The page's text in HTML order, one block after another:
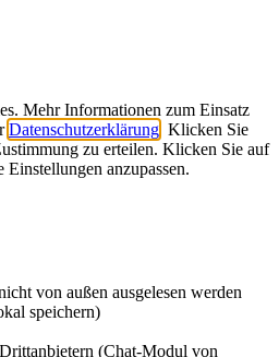
Mehr Informationen zum Einsatz
Datenschutz­erklärung . Klicken Sie
zu erteilen. Klicken Sie auf
Einstellungen anzupassen.
von außen ausgelesen werden
speichern)
(Chat-Modul von